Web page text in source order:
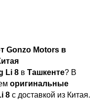
Gonzo Motors в
Li 8 в Ташкенте? В
оригинальные
8 с доставкой из Китая.